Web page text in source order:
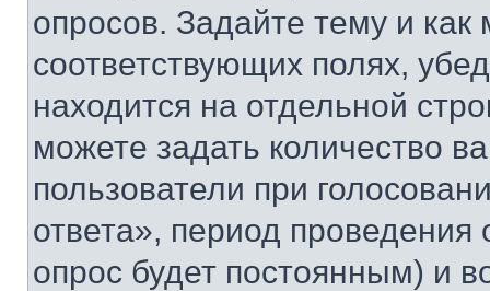
опросов. Задайте тему и
соответствующих полях,
находится на отдельной
можете задать количество
пользователи при
ответа», период проведения
опрос будет постоянным) и